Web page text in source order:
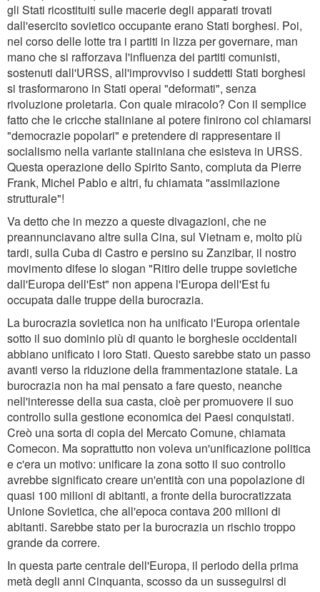
gli Stati ricostituiti sulle macerie degli apparati trovati
dall'esercito sovietico occupante erano Stati borghesi. Poi,
nel corso delle lotte tra i partiti in lizza per governare, man
mano che si rafforzava l'influenza dei partiti comunisti,
sostenuti dall'URSS, all'improvviso i suddetti Stati borghesi
si trasformarono in Stati operai "deformati", senza
rivoluzione proletaria. Con quale miracolo? Con il semplice
fatto che le cricche staliniane al potere finirono col chiamarsi
"democrazie popolari" e pretendere di rappresentare il
socialismo nella variante staliniana che esisteva in URSS.
Questa operazione dello Spirito Santo, compiuta da Pierre
Frank, Michel Pablo e altri, fu chiamata "assimilazione
strutturale"!
Va detto che in mezzo a queste divagazioni, che ne
preannunciavano altre sulla Cina, sul Vietnam e, molto più
tardi, sulla Cuba di Castro e persino su Zanzibar, il nostro
movimento difese lo slogan "Ritiro delle truppe sovietiche
dall'Europa dell'Est" non appena l'Europa dell'Est fu
occupata dalle truppe della burocrazia.
La burocrazia sovietica non ha unificato l'Europa orientale
sotto il suo dominio più di quanto le borghesie occidentali
abbiano unificato i loro Stati. Questo sarebbe stato un passo
avanti verso la riduzione della frammentazione statale. La
burocrazia non ha mai pensato a fare questo, neanche
nell'interesse della sua casta, cioè per promuovere il suo
controllo sulla gestione economica dei Paesi conquistati.
Creò una sorta di copia del Mercato Comune, chiamata
Comecon. Ma soprattutto non voleva un'unificazione politica
e c'era un motivo: unificare la zona sotto il suo controllo
avrebbe significato creare un'entità con una popolazione di
quasi 100 milioni di abitanti, a fronte della burocratizzata
Unione Sovietica, che all'epoca contava 200 milioni di
abitanti. Sarebbe stato per la burocrazia un rischio troppo
grande da correre.
In questa parte centrale dell'Europa, il periodo della prima
metà degli anni Cinquanta, scosso da un susseguirsi di